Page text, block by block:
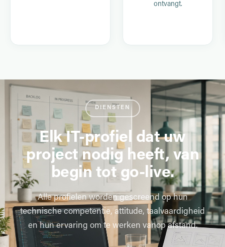
ontvangt.
DIENSTEN
Elk IT-profiel dat uw
project nodig heeft, van
begin tot go-live.
Alle profielen worden gescreend op hun
technische competentie, attitude, taalvaardigheid
en hun ervaring om te werken vanop afstand.